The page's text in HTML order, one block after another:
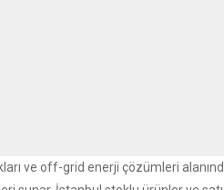
ve off-grid enerji çözümleri